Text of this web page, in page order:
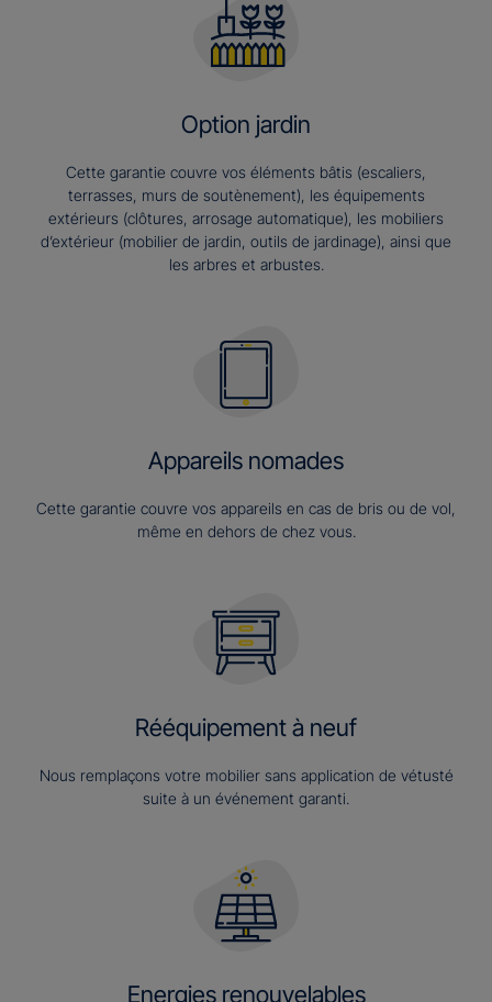
Option jardin
Cette garantie couvre vos éléments bâtis (escaliers,
terrasses, murs de soutènement), les équipements
extérieurs (clôtures, arrosage automatique), les mobiliers
d’extérieur (mobilier de jardin, outils de jardinage), ainsi que
les arbres et arbustes.
Appareils nomades
Cette garantie couvre vos appareils en cas de bris ou de vol,
même en dehors de chez vous.
Rééquipement à neuf
Nous remplaçons votre mobilier sans application de vétusté
suite à un événement garanti.
Energies renouvelables